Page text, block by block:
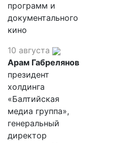
программ и
документального
кино
10 августа
Арам Габрелянов
президент
холдинга
«Балтийская
медиа группа»,
генеральный
директор